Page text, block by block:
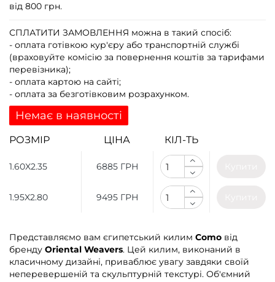
від 800 грн.
СПЛАТИТИ ЗАМОВЛЕННЯ можна в такий спосіб:
- оплата готівкою кур'єру або транспортній службі
(враховуйте комісію за повернення коштів за тарифами
перевізника);
- оплата картою на сайті;
- оплата за безготівковим розрахунком.
Немає в наявності
РОЗМІР ЦІНА КІЛ-ТЬ
1.60X2.35 6885 ГРН
1.95X2.80 9495 ГРН
Представляємо вам єгипетський килим Como від
бренду Oriental Weavers. Цей килим, виконаний в
класичному дизайні, приваблює увагу завдяки своїй
неперевершеній та скульптурній текстурі. Об'ємний